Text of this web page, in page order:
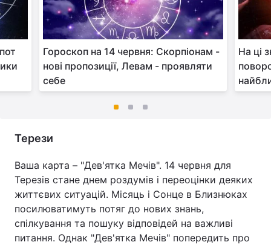
Гороскоп на 14 червня: Скорпіонам -
нові пропозиції, Левам - проявляти
себе
На ці
Терези
Ваша карта – "Дев'ятка Мечів". 14 червня для
Терезів стане днем роздумів і переоцінки деяких
життєвих ситуацій. Місяць і Сонце в Близнюках
посилюватимуть потяг до нових знань,
спілкування та пошуку відповідей на важливі
питання. Однак "Дев'ятка Мечів" попередить про